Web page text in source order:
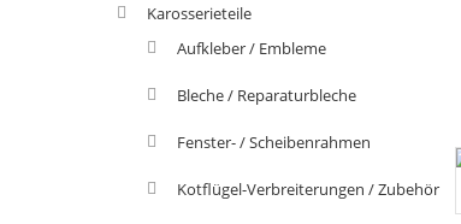
Karosserieteile
Aufkleber / Embleme
Bleche / Reparaturbleche
Fenster- / Scheibenrahmen
Kotflügel-Verbreiterungen / Zubehör